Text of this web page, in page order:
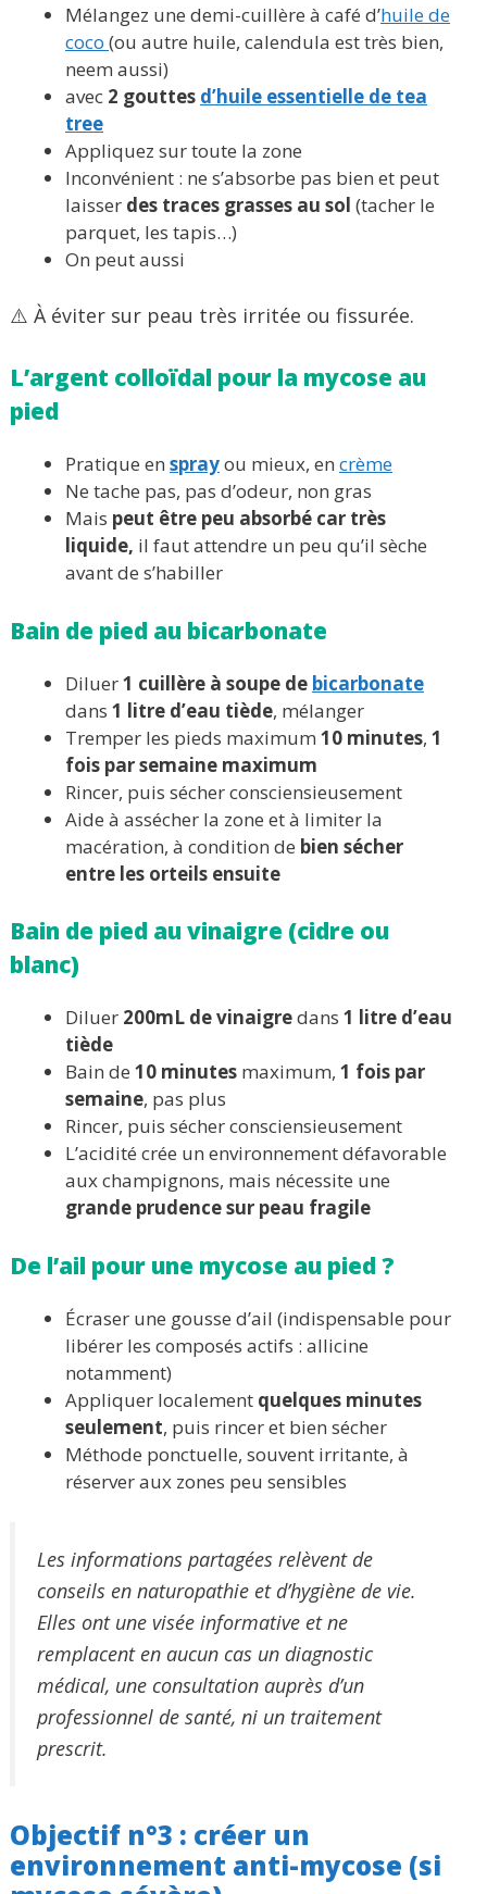
Mélangez une demi-cuillère à café d’huile de
coco (ou autre huile, calendula est très bien,
neem aussi)
avec 2 gouttes d’huile essentielle de tea
tree
Appliquez sur toute la zone
Inconvénient : ne s’absorbe pas bien et peut
laisser des traces grasses au sol (tacher le
parquet, les tapis…)
On peut aussi
⚠️ À éviter sur peau très irritée ou fissurée.
L’argent colloïdal pour la mycose au
pied
Pratique en sprayou mieux, en crème
Ne tache pas, pas d’odeur, non gras
Mais peut être peu absorbé car très
liquide, il faut attendre un peu qu’il sèche
avant de s’habiller
Bain de pied au bicarbonate
Diluer1 cuillère à soupe de bicarbonate
dans 1 litre d’eau tiède, mélanger
Tremper les pieds maximum 10 minutes, 1
fois par semaine maximum
Rincer, puis sécher consciensieusement
Aide à assécher la zone et à limiter la
macération, à condition de bien sécher
entre les orteils ensuite
Bain de pied au vinaigre (cidre ou
blanc)
Diluer 200mL de vinaigredans 1 litre d’eau
tiède
Bain de 10 minutes maximum, 1 fois par
semaine, pas plus
Rincer, puis sécher consciensieusement
L’acidité crée un environnement défavorable
aux champignons, mais nécessite une
grande prudence sur peau fragile
De l’ail pour une mycose au pied ?
Écraser une gousse d’ail (indispensable pour
libérer les composés actifs : allicine
notamment)
Appliquer localement quelques minutes
seulement, puis rincer et bien sécher
Méthode ponctuelle, souvent irritante, à
réserver aux zones peu sensibles
Les informations partagées relèvent de
conseils en naturopathie et d’hygiène de vie.
Elles ont une visée informative et ne
remplacent en aucun cas un diagnostic
médical, une consultation auprès d’un
professionnel de santé, ni un traitement
prescrit.
Objectif n°3 : créer un
environnement anti-mycose (si